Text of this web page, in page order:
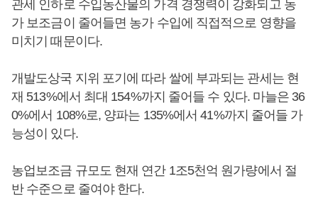
관세 인하로 수입농산물의 가격 경쟁력이 강화되고 농
가 보조금이 줄어들면 농가 수입에 직접적으로 영향을
미치기 때문이다.
개발도상국 지위 포기에 따라 쌀에 부과되는 관세는 현
재 513%에서 최대 154%까지 줄어들 수 있다. 마늘은 36
0%에서 108%로, 양파는 135%에서 41%까지 줄어들 가
능성이 있다.
농업보조금 규모도 현재 연간 1조5천억 원가량에서 절
반 수준으로 줄여야 한다.